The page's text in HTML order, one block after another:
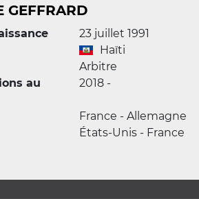
GEFFRARD
23 juillet 1991
Haïti
Arbitre
au
2018 -
France - Allemagne
États-Unis - France